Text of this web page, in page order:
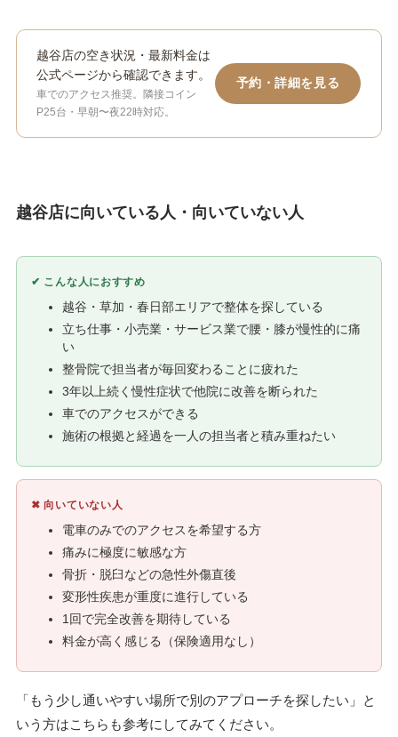
越谷店の空き状況・最新料金は
公式ページから確認できます。
車でのアクセス推奨。隣接コイン
P25台・早朝〜夜22時対応。
予約・詳細を見る
越谷店に向いている人・向いていない人
✔ こんな人におすすめ
越谷・草加・春日部エリアで整体を探している
立ち仕事・小売業・サービス業で腰・膝が慢性的に痛
い
整骨院で担当者が毎回変わることに疲れた
3年以上続く慢性症状で他院に改善を断られた
車でのアクセスができる
施術の根拠と経過を一人の担当者と積み重ねたい
✖ 向いていない人
電車のみでのアクセスを希望する方
痛みに極度に敏感な方
骨折・脱臼などの急性外傷直後
変形性疾患が重度に進行している
1回で完全改善を期待している
料金が高く感じる（保険適用なし）
「もう少し通いやすい場所で別のアプローチを探したい」と
いう方はこちらも参考にしてみてください。